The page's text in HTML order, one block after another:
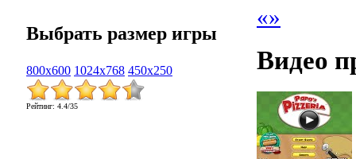
«»
Выбрать размер игры
800x600 1024x768 450x250
Рейтинг: 4.4/35
Видео